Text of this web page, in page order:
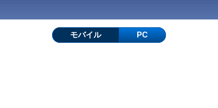
モバイル PC